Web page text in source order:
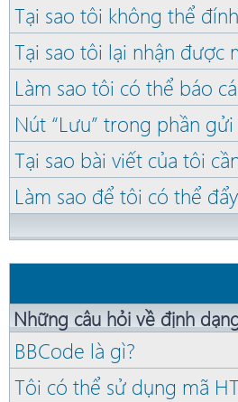
Tại sao tôi không thể
Tại sao tôi lại nhận được
Làm sao tôi có thể báo
Nút “Lưu” trong phần
Tại sao bài viết của tôi
Làm sao để tôi có thể
Những câu hỏi về định
BBCode là gì?
Tôi có thể sử dụng mã